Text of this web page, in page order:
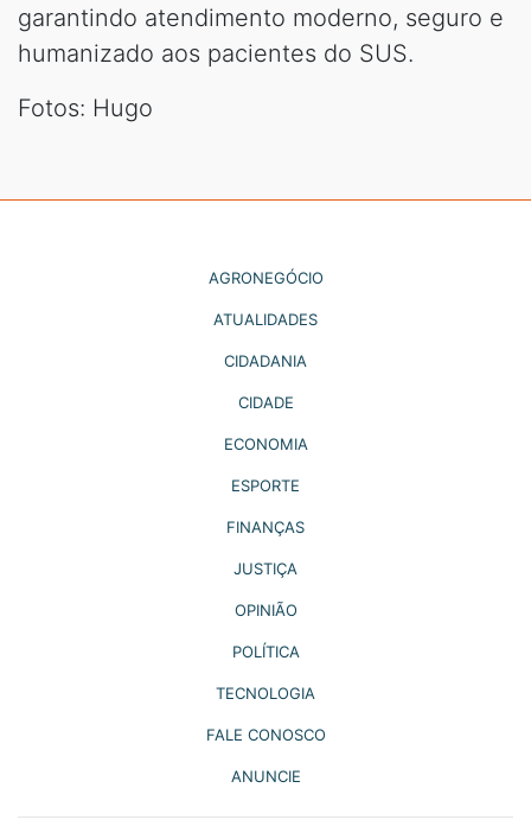
garantindo atendimento moderno, seguro e
humanizado aos pacientes do SUS.
Fotos: Hugo
AGRONEGÓCIO
ATUALIDADES
CIDADANIA
CIDADE
ECONOMIA
ESPORTE
FINANÇAS
JUSTIÇA
OPINIÃO
POLÍTICA
TECNOLOGIA
FALE CONOSCO
ANUNCIE